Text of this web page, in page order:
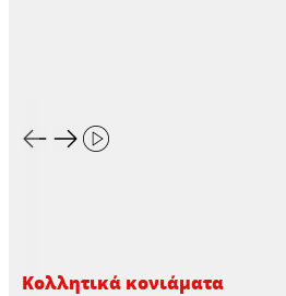
Κολλητικά κονιάματα